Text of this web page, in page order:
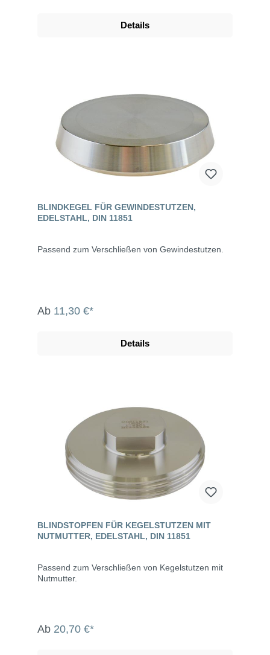
Details
BLINDKEGEL FÜR GEWINDESTUTZEN,
EDELSTAHL, DIN 11851
Passend zum Verschließen von Gewindestutzen.
Ab 11,30 €*
Details
BLINDSTOPFEN FÜR KEGELSTUTZEN MIT
NUTMUTTER, EDELSTAHL, DIN 11851
Passend zum Verschließen von Kegelstutzen mit
Nutmutter.
Ab 20,70 €*